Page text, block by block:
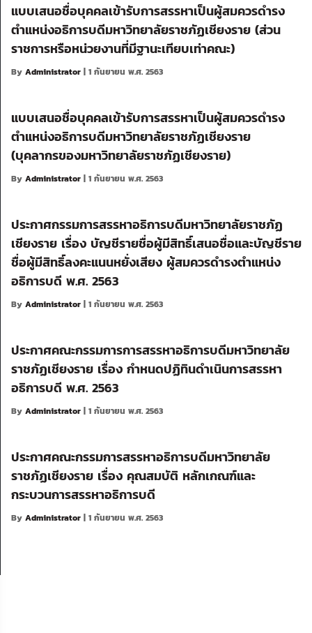
แบบเสนอชื่อบุคคลเข้ารับการสรรหาเป็นผู้สมควรดำรง
ตำแหน่งอธิการบดีมหาวิทยาลัยราชภัฏเชียงราย (ส่วน
ราชการหรือหน่วยงานที่มีฐานะเทียบเท่าคณะ)
By Administrator | 1 กันยายน พ.ศ. 2563
แบบเสนอชื่อบุคคลเข้ารับการสรรหาเป็นผู้สมควรดำรง
ตำแหน่งอธิการบดีมหาวิทยาลัยราชภัฏเชียงราย
(บุคลากรของมหาวิทยาลัยราชภัฏเชียงราย)
By Administrator | 1 กันยายน พ.ศ. 2563
ประกาศกรรมการสรรหาอธิการบดีมหาวิทยาลัยราชภัฏ
เชียงราย เรื่อง บัญชีรายชื่อผู้มีสิทธิ์เสนอชื่อและบัญชีราย
ชื่อผู้มีสิทธิ์ลงคะแนนหยั่งเสียง ผู้สมควรดำรงตำแหน่ง
อธิการบดี พ.ศ. 2563
By Administrator | 1 กันยายน พ.ศ. 2563
ประกาศคณะกรรมการการสรรหาอธิการบดีมหาวิทยาลัย
ราชภัฏเชียงราย เรื่อง กำหนดปฏิทินดำเนินการสรรหา
อธิการบดี พ.ศ. 2563
By Administrator | 1 กันยายน พ.ศ. 2563
ประกาศคณะกรรมการสรรหาอธิการบดีมหาวิทยาลัย
ราชภัฏเชียงราย เรื่อง คุณสมบัติ หลักเกณฑ์และ
กระบวนการสรรหาอธิการบดี
By Administrator | 1 กันยายน พ.ศ. 2563